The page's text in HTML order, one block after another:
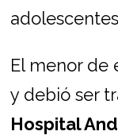
El menor de
y debió ser
Hospital